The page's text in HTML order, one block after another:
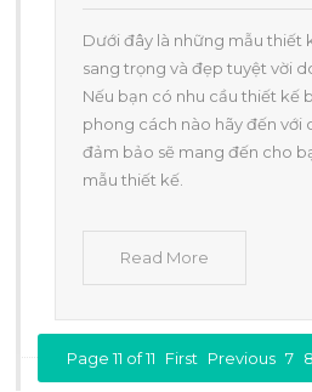
Dưới đây là những mẫu thiết
sang trọng và đẹp tuyệt vời
Nếu bạn có nhu cầu thiết kế
phong cách nào hãy đến với
đảm bảo sẽ mang đến cho
mẫu thiết kế.
Read More
Page 11 of 11 First Previous 7 8